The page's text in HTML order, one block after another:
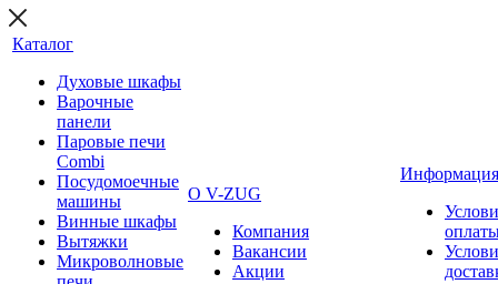
Каталог
Духовые шкафы
Варочные
панели
Паровые печи
Combi
Посудомоечные
машины
Винные шкафы
Вытяжки
Микроволновые
О V-ZUG
Компания
Вакансии
Акции
Информация